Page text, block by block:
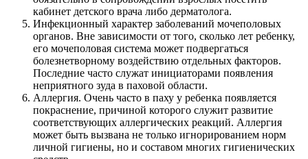
кабинет детского врача либо дерматолога.
Инфекционный характер заболеваний мочеполовых
органов. Вне зависимости от того, сколько лет ребенку,
его мочеполовая система может подвергаться
болезнетворному воздействию отдельных факторов.
Последние часто служат инициаторами появления
неприятного зуда в паховой области.
Аллергия. Очень часто в паху у ребенка появляется
покраснение, причиной которого служит развитие
соответствующих аллергических реакций. Аллергия
может быть вызвана не только игнорированием норм
личной гигиены, но и составом многих гигиенических